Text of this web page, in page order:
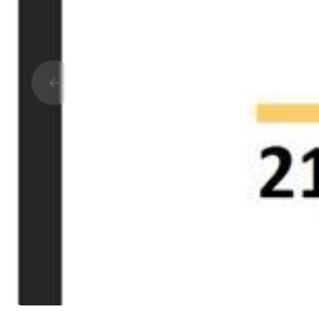
Прокрутить влево